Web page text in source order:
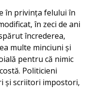
în privința felului în
în zeci de ani
încrederea,
multe minciuni și
pentru că nimic
Politicieni
și scriitori impostori,